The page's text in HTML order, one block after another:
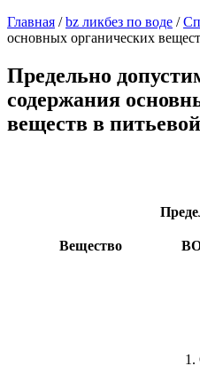
Главная /bz ликбез по воде /
основных органических
Предельно
содержания
веществ в
Вещество
1 .